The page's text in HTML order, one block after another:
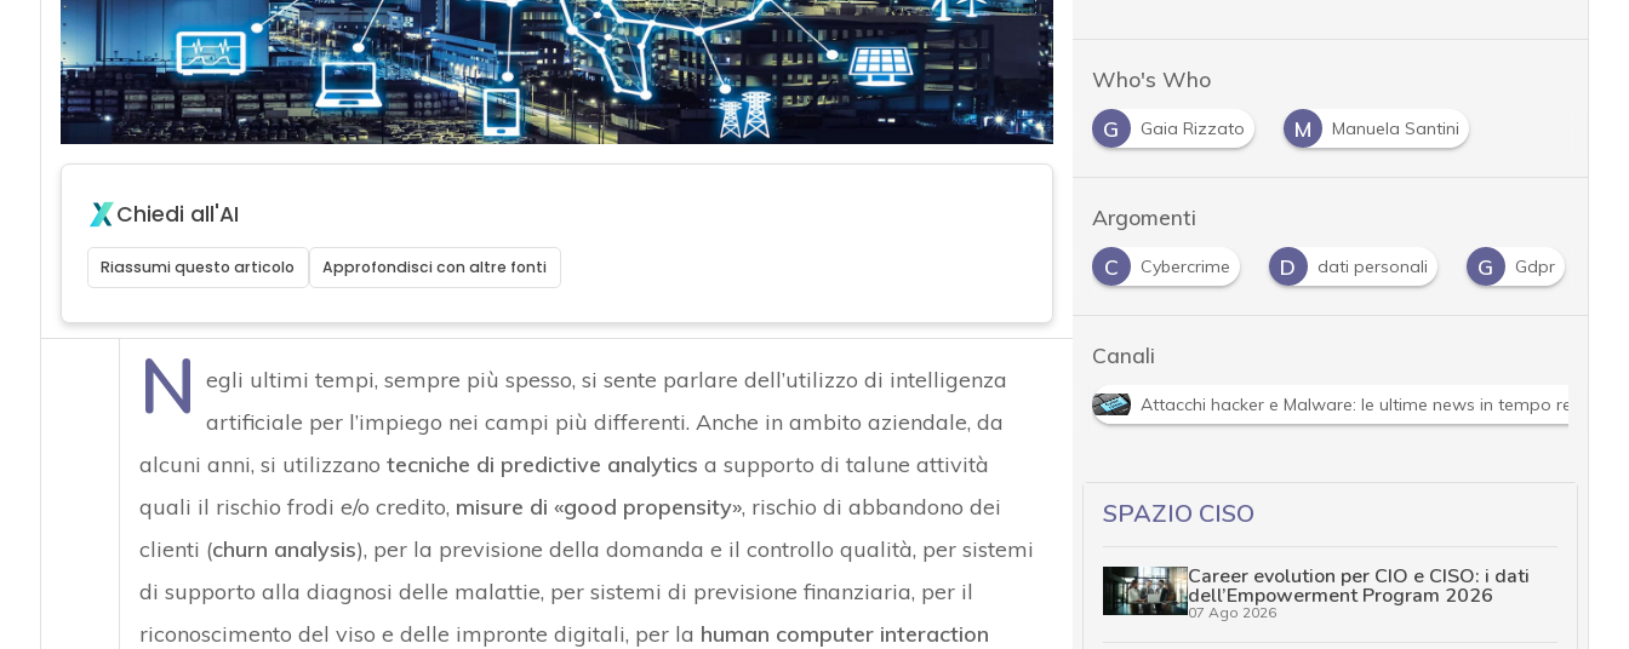
Chiedi all'AI
Riassumi questo articolo Approfondisci con altre fonti
N egli ultimi tempi, sempre più spesso, si sente parlare dell’utilizzo di intelligenza
artificiale per l’impiego nei campi più differenti. Anche in ambito aziendale, da
alcuni anni, si utilizzano tecniche di predictive analytics a supporto di talune attività
quali il rischio frodi e/o credito, misure di «good propensity», rischio di abbandono dei
clienti (churn analysis), per la previsione della domanda e il controllo qualità, per sistemi
di supporto alla diagnosi delle malattie, per sistemi di previsione finanziaria, per il
riconoscimento del viso e delle impronte digitali, per la human computer interaction
Who's Who
G
Gaia Rizzato M Manuela Santini
Argomenti
C Cybercrime D dati personali G Gdpr
Canali
Attacchi hacker e Malware: le ultime news in tempo reale e
SPAZIO CISO
Career evolution per CIO e CISO: i dati
dell’Empowerment Program 2026
07 Ago 2026